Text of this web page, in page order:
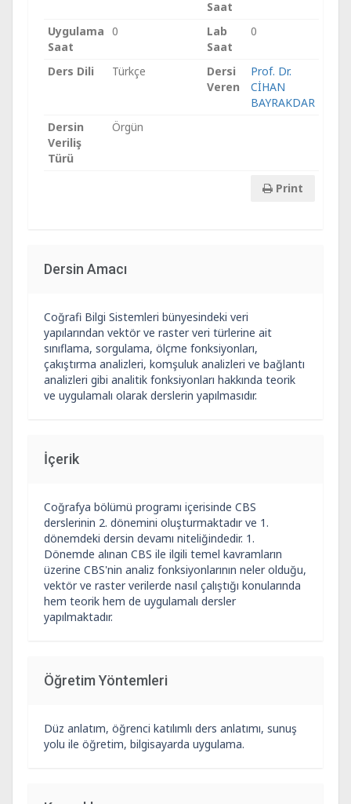
Saat
Uygulama
Saat
0
Lab
Saat
0
Ders Dili Türkçe
Dersi
Veren
Prof. Dr.
CİHAN
BAYRAKDAR
Dersin
Veriliş
Türü
Örgün
Print
Dersin Amacı
Coğrafi Bilgi Sistemleri bünyesindeki veri
yapılarından vektör ve raster veri türlerine ait
sınıflama, sorgulama, ölçme fonksiyonları,
çakıştırma analizleri, komşuluk analizleri ve bağlantı
analizleri gibi analitik fonksiyonları hakkında teorik
ve uygulamalı olarak derslerin yapılmasıdır.
İçerik
Coğrafya bölümü programı içerisinde CBS
derslerinin 2. dönemini oluşturmaktadır ve 1.
dönemdeki dersin devamı niteliğindedir. 1.
Dönemde alınan CBS ile ilgili temel kavramların
üzerine CBS'nin analiz fonksiyonlarının neler olduğu,
vektör ve raster verilerde nasıl çalıştığı konularında
hem teorik hem de uygulamalı dersler
yapılmaktadır.
Öğretim Yöntemleri
Düz anlatım, öğrenci katılımlı ders anlatımı, sunuş
yolu ile öğretim, bilgisayarda uygulama.